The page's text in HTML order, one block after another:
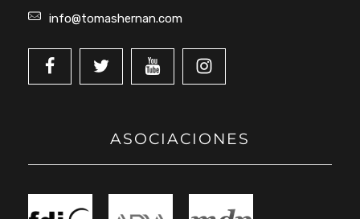
info@tomashernan.com
ASOCIACIONES